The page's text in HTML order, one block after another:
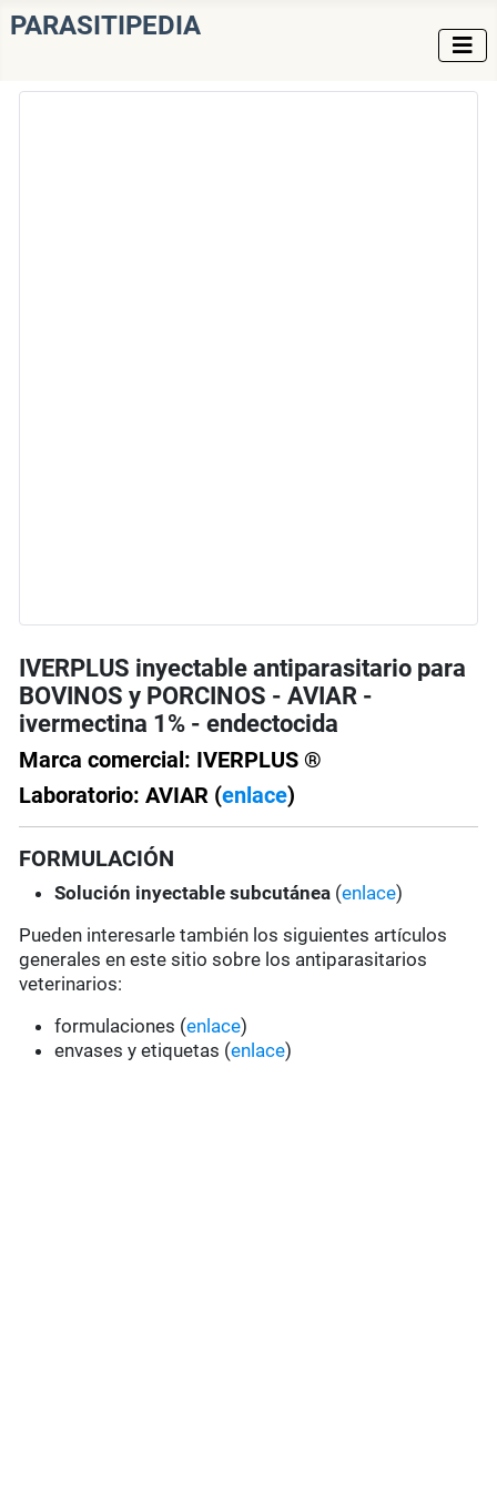
PARASITIPEDIA
IVERPLUS inyectable antiparasitario para
BOVINOS y PORCINOS - AVIAR -
ivermectina 1% - endectocida
Marca comercial: IVERPLUS ®
Laboratorio: AVIAR (enlace)
FORMULACIÓN
Solución inyectable subcutánea (enlace)
Pueden interesarle también los siguientes artículos
generales en este sitio sobre los antiparasitarios
veterinarios:
formulaciones (enlace)
envases y etiquetas (enlace)